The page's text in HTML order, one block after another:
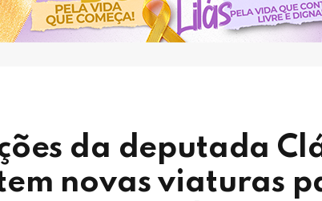
da deputada
novas viaturas